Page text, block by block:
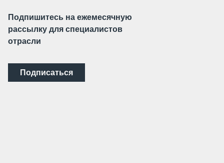
Подпишитесь на ежемесячную
рассылку для специалистов
отрасли
Подписаться